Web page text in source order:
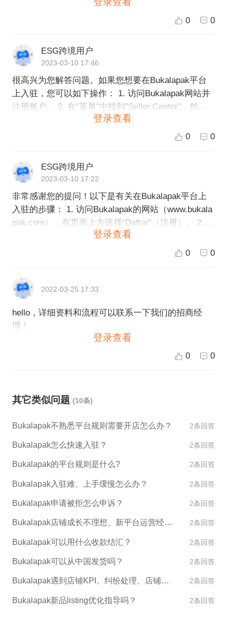
站，点击右上角“Daftar”按钮，并选择“Daftar sebagai
件 5. 进行店铺设置，上传商品信息，并配置运费、价
格等信息 6. 等待Bukalapak进行店铺审核，审核通过
后即可正式开设线上店铺 如果您需要更多帮助或有疑
问，可以联系Bukalapak的客服团队，或者向ESG跨
境电商咨询相关入驻事宜。我们将尽全力为您提供优
0 0
ESG跨境用户
2023-03-10 17:46
很高兴为您解答问题。如果您想要在Bukalapak平台
上入驻，您可以如下操作： 1. 访问Bukalapak网站并
注册账户。 2. 在"菜单"中找到"Seller Center"，然后
款，上传和提交相关的文件。 6. 阅读和确认您入驻B
ukalapak平台的相关费用和服务等信息。 7. 点击提
交，您的申请就会进行审核。如果审核通过，您可以
在Bukalapak平台上开始销售商品。 如果您需要更详
细的信息，您可以联系Bukalapak平台的客服部门获
取帮助和支持，评估您在Bukalapak平台上销售的机
会和风险，以及达成更好的销售业绩。同时，我们ES
登录查看
0 0
ESG跨境用户
2023-03-10 17:22
非常感谢您的提问！以下是有关在Bukalapak平台上
入驻的步骤： 1. 访问Bukalapak的网站（www.bukala
pak.com），在页面上方选择“Daftar”（注册）。 2.
接下来需要填写一些必要的信息，如商家名称、联系
人信息、商家类型等，请确保填写的信息准确无误。
证，Bukalapak会要求提交一些商家资料和证件来验
证商家的合法性，如公司营业执照、税务证件等。商
家认证通过后，就可以在Bukalapak上开店了。 5. 开
店后，您需要上传商品信息、设置商品价格和物流方
式等，确保商品信息准确无误。 如果您在入驻过程中
遇到问题，可以在Bukalapak的客服中心查找相关答
迎向我们咨询。
登录查看
0 0
2022-03-25 17:33
hello，详细资料和流程可以联系一下我们的招商经
理！
登录查看
0 0
其它类似问题 (10条)
Bukalapak不熟悉平台规则需要开店怎么办？ 2条回答
Bukalapak怎么快速入驻？ 2条回答
Bukalapak的平台规则是什么? 2条回答
Bukalapak入驻难、上手缓慢怎么办？ 2条回答
Bukalapak申请被拒怎么申诉？ 2条回答
Bukalapak店铺成长不理想、新平台运营经验不足怎么办？ 2条回答
Bukalapak可以用什么收款结汇？ 2条回答
Bukalapak可以从中国发货吗？ 2条回答
Bukalapak遇到店铺KPI、纠纷处理、店铺异常如何处理？ 2条回答
Bukalapak新品listing优化指导吗？ 2条回答